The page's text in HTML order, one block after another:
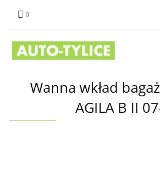
Wanna wkład
AGILA B II